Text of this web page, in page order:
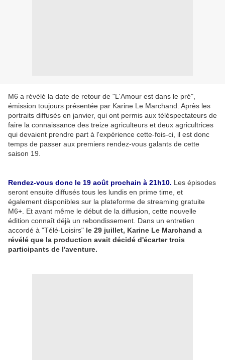
M6 a révélé la date de retour de "L'Amour est dans le pré",
émission toujours présentée par Karine Le Marchand. Après les
portraits diffusés en janvier, qui ont permis aux téléspectateurs de
faire la connaissance des treize agriculteurs et deux agricultrices
qui devaient prendre part à l'expérience cette-fois-ci, il est donc
temps de passer aux premiers rendez-vous galants de cette
saison 19.
Rendez-vous donc le 19 août prochain à 21h10. Les épisodes
seront ensuite diffusés tous les lundis en prime time, et
également disponibles sur la plateforme de streaming gratuite
M6+. Et avant même le début de la diffusion, cette nouvelle
édition connaît déjà un rebondissement. Dans un entretien
accordé à "Télé-Loisirs" le 29 juillet, Karine Le Marchand a
révélé que la production avait décidé d'écarter trois
participants de l'aventure.